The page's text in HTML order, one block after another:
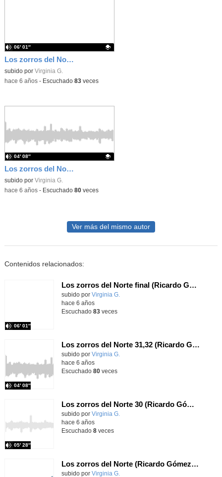
Los zorros del Norte final (Ricardo Gómez) Edelvives
Contenido educativo.
subido por Virginia G.
06′ 01″
-hace 6 años- Escuchado 83veces
Los zorros del Norte 31,32 (Ricardo Gómez) Edelvives
Contenido educativo.
subido por Virginia G.
04′ 08″
-hace 6 años- Escuchado 80veces
Ver más del mismo autor
Contenidos relacionados:
Los zorros del Norte final (Ricardo Gómez) Edelvives
Contenido educativo.
subido por Virginia G.
06′ 01″
hace 6 años
Escuchado 83veces
Los zorros del Norte 31,32 (Ricardo Gómez) Edelvives
Contenido educativo.
subido por Virginia G.
04′ 08″
hace 6 años
Escuchado 80veces
Los zorros del Norte 30 (Ricardo Gómez) Edelvives
Contenido educativo.
subido por Virginia G.
05′ 28″
hace 6 años
Escuchado 8veces
Los zorros del Norte (Ricardo Gómez) Edelvives
Contenido educativo.
subido por Virginia G.